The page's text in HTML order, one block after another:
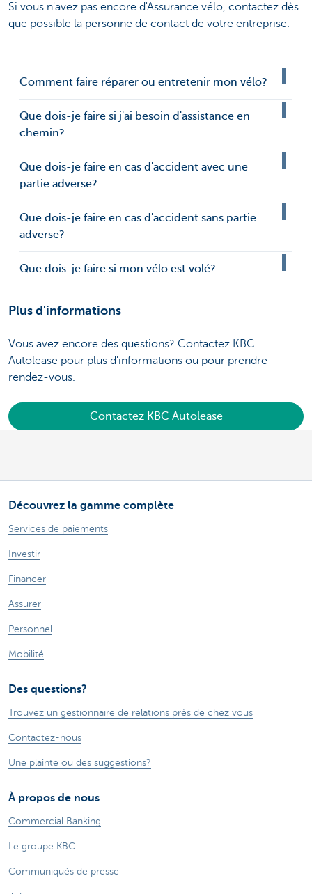
Si vous n'avez pas encore d'Assurance vélo, contactez dès
que possible la personne de contact de votre entreprise.
Comment faire réparer ou entretenir mon vélo?
Que dois-je faire si j'ai besoin d'assistance en
chemin?
Que dois-je faire en cas d'accident avec une
partie adverse?
Que dois-je faire en cas d'accident sans partie
adverse?
Que dois-je faire si mon vélo est volé?
Plus d'informations
Vous avez encore des questions? Contactez KBC
Autolease pour plus d'informations ou pour prendre
rendez-vous.
Contactez KBC Autolease
Découvrez la gamme complète
Services de paiements
Investir
Financer
Assurer
Personnel
Mobilité
Des questions?
Trouvez un gestionnaire de relations près de chez vous
Contactez-nous
Une plainte ou des suggestions?
À propos de nous
Commercial Banking
Le groupe KBC
Communiqués de presse